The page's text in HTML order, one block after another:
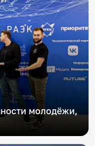
молодёжи,